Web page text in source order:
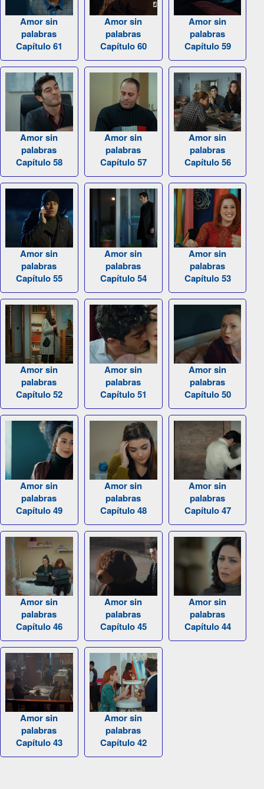
Amor sin
palabras
Capítulo 61
Amor sin
palabras
Capítulo 60
Amor sin
palabras
Capítulo 59
Amor sin
palabras
Capítulo 58
Amor sin
palabras
Capítulo 57
Amor sin
palabras
Capítulo 56
Amor sin
palabras
Capítulo 55
Amor sin
palabras
Capítulo 54
Amor sin
palabras
Capítulo 53
Amor sin
palabras
Capítulo 52
Amor sin
palabras
Capítulo 51
Amor sin
palabras
Capítulo 50
Amor sin
palabras
Capítulo 49
Amor sin
palabras
Capítulo 48
Amor sin
palabras
Capítulo 47
Amor sin
palabras
Capítulo 46
Amor sin
palabras
Capítulo 45
Amor sin
palabras
Capítulo 44
Amor sin
palabras
Capítulo 43
Amor sin
palabras
Capítulo 42